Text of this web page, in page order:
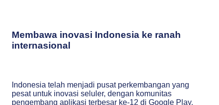
Membawa inovasi Indonesia ke ranah
internasional
Indonesia telah menjadi pusat perkembangan yang
pesat untuk inovasi seluler, dengan komunitas
pengembang aplikasi terbesar ke-12 di Google Play.